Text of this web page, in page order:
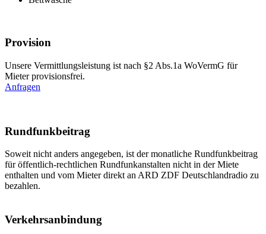
Provision
Unsere Vermittlungsleistung ist nach §2 Abs.1a WoVermG für
Mieter provisionsfrei.
Anfragen
Rundfunkbeitrag
Soweit nicht anders angegeben, ist der monatliche Rundfunkbeitrag
für öffentlich-rechtlichen Rundfunkanstalten nicht in der Miete
enthalten und vom Mieter direkt an ARD ZDF Deutschlandradio zu
bezahlen.
Verkehrsanbindung